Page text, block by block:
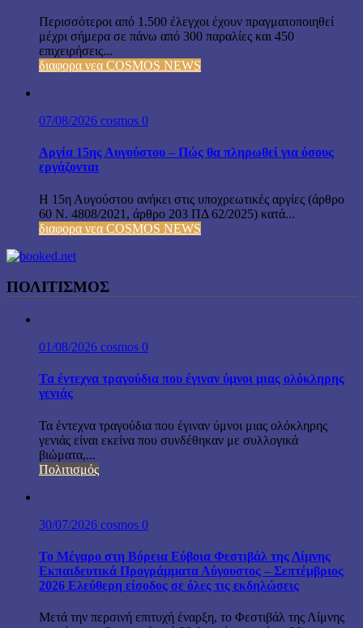
Περισσότεροι από 1.500 έλεγχοι έχουν πραγματοποιηθεί
μέχρι σήμερα σε πάνω από 300 παραλίες και 450
επιχειρήσεις...
διαφορα νεα COSMOS NEWS
07/08/2026 cosmos 0
Αργία 15ης Αυγούστου – Πώς θα πληρωθεί για όσους
εργάζονται
Η 15η Αυγούστου ανήκει στις υποχρεωτικές αργίες (άρθρο
60 Ν. 4808/2021, άρθρο 203 ΠΔ 62/2025) κατά...
διαφορα νεα COSMOS NEWS
ΠΟΛΙΤΙΣΜΟΣ
01/08/2026 cosmos 0
Τα έντεχνα τραγούδια που έγιναν ύμνοι μιας ολόκληρης
γενιάς
Τα έντεχνα τραγούδια που έγιναν ύμνοι μιας ολόκληρης
γενιάς είναι εκείνα που συνδέθηκαν με συλλογικά
βιώματα,...
Πολιτισμός
30/07/2026 cosmos 0
Το Μέγαρο στη Βόρεια Εύβοια Φεστιβάλ της Λίμνης
Εκπαιδευτικά Προγράμματα Αύγουστος – Σεπτέμβριος
2026 Ελεύθερη είσοδος σε όλες τις εκδηλώσεις
Μετά την περσινή επιτυχή έναρξη, το Φεστιβάλ της Λίμνης